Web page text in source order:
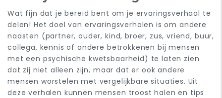
Wat fijn dat je bereid bent om je ervaringsverhaal te
delen! Het doel van ervaringsverhalen is om andere
naasten (partner, ouder, kind, broer, zus, vriend, buur,
collega, kennis of andere betrokkenen bij mensen
met een psychische kwetsbaarheid) te laten zien
dat zij niet alleen zijn, maar dat er ook andere
mensen worstelen met vergelijkbare situaties. Uit
deze verhalen kunnen mensen troost halen en tips